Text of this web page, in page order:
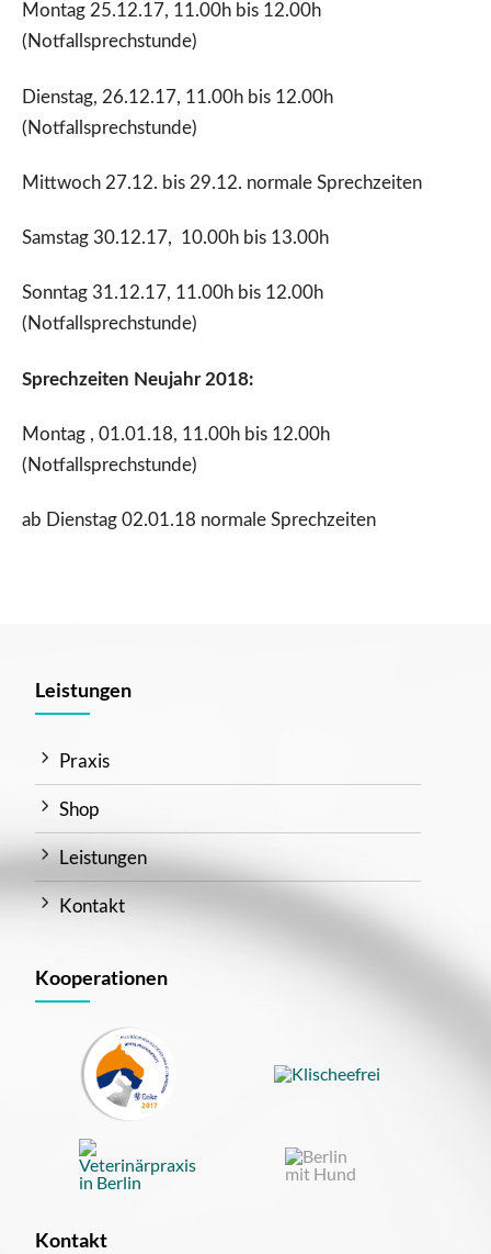
Montag 25.12.17, 11.00h bis 12.00h
(Notfallsprechstunde)
Dienstag, 26.12.17, 11.00h bis 12.00h
(Notfallsprechstunde)
Mittwoch 27.12. bis 29.12. normale Sprechzeiten
Samstag 30.12.17, 10.00h bis 13.00h
Sonntag 31.12.17, 11.00h bis 12.00h
(Notfallsprechstunde)
Sprechzeiten Neujahr 2018:
Montag , 01.01.18, 11.00h bis 12.00h
(Notfallsprechstunde)
ab Dienstag 02.01.18 normale Sprechzeiten
Leistungen
Praxis
Shop
Leistungen
Kontakt
Kooperationen
Kontakt